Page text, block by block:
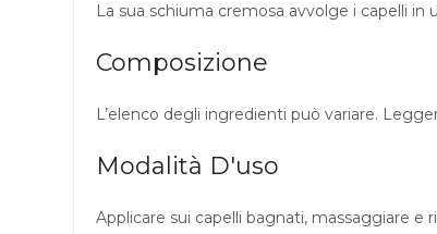
La sua schiuma cremosa avvolge i capelli
Composizione
L’elenco degli ingredienti può variare.
Modalità D'uso
Applicare sui capelli bagnati, massaggiare e